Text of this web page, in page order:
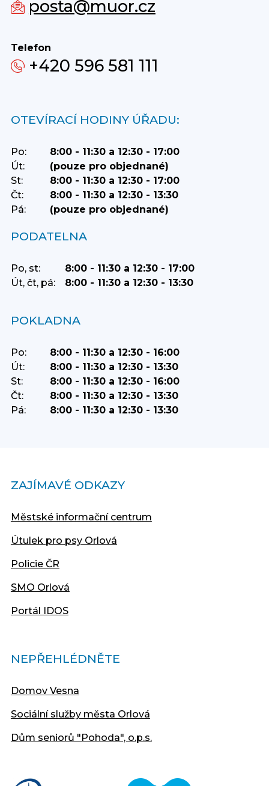
posta@muor.cz
Telefon
+420 596 581 111
OTEVÍRACÍ HODINY ÚŘADU:
Po:
8:00 - 11:30 a 12:30 - 17:00
Út:
(pouze pro objednané)
St:
8:00 - 11:30 a 12:30 - 17:00
Čt:
8:00 - 11:30 a 12:30 - 13:30
Pá:
(pouze pro objednané)
PODATELNA
Po, st:
8:00 - 11:30 a 12:30 - 17:00
Út, čt, pá:
8:00 - 11:30 a 12:30 - 13:30
POKLADNA
Po:
8:00 - 11:30 a 12:30 - 16:00
Út:
8:00 - 11:30 a 12:30 - 13:30
St:
8:00 - 11:30 a 12:30 - 16:00
Čt:
8:00 - 11:30 a 12:30 - 13:30
Pá:
8:00 - 11:30 a 12:30 - 13:30
ZAJÍMAVÉ ODKAZY
Městské informační centrum
Útulek pro psy Orlová
Policie ČR
SMO Orlová
Portál IDOS
NEPŘEHLÉDNĚTE
Domov Vesna
Sociální služby města Orlová
Dům seniorů "Pohoda", o.p.s.